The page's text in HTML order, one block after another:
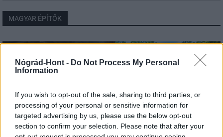
Nógrád-Hont - Do Not Process My Personal
Information
If you wish to opt-out of the sale, sharing to third parties, or
processing of your personal or sensitive information for
targeted advertising by us, please use the below opt-out
section to confirm your selection. Please note that after your
MAGYAR ÉPÍTŐK
Aktuális